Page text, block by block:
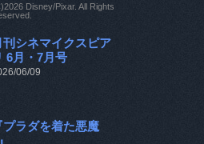
Disney/Pixar. All Rights
刊シネマイクスピア
6月・7月号
06/09
プラダを着た悪魔